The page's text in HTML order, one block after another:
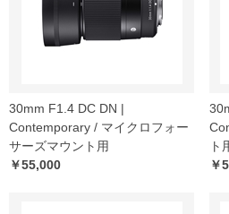
30mm F1.4 DC DN |
Contemporary / マイクロフォー
サーズマウント用
￥55,000
ト
￥